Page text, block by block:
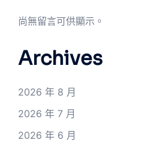
尚無留言可供顯示。
Archives
2026 年 8 月
2026 年 7 月
2026 年 6 月